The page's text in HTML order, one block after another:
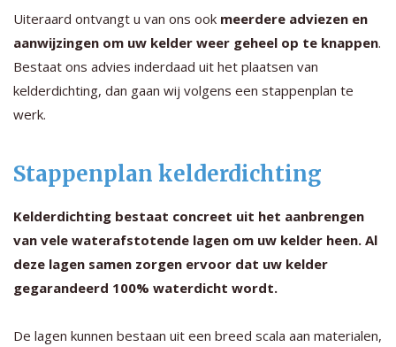
Uiteraard ontvangt u van ons ook meerdere adviezen en
aanwijzingen om uw kelder weer geheel op te knappen.
Bestaat ons advies inderdaad uit het plaatsen van
kelderdichting, dan gaan wij volgens een stappenplan te
werk.
Stappenplan kelderdichting
Kelderdichting bestaat concreet uit het aanbrengen
van vele waterafstotende lagen om uw kelder heen. Al
deze lagen samen zorgen ervoor dat uw kelder
gegarandeerd 100% waterdicht wordt.
De lagen kunnen bestaan uit een breed scala aan materialen,